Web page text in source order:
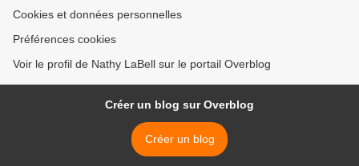
Cookies et données personnelles
Préférences cookies
Voir le profil de Nathy LaBell sur le portail Overblog
Créer un blog sur Overblog
Créer un blog